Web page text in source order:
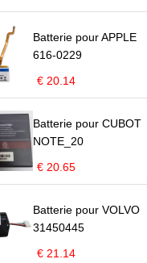
Batterie pour APPLE
616-0229
€ 20.14
Batterie pour CUBOT
NOTE_20
€ 20.65
Batterie pour VOLVO
31450445
€ 21.14